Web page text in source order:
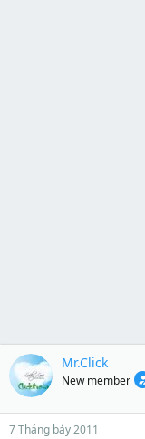
Mr.Click
New member
7 Tháng bảy 2011